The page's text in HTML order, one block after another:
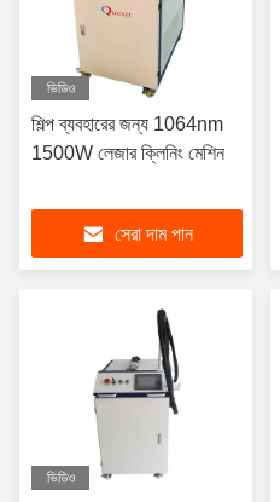
ভিডিও
শিল্প ব্যবহারের জন্য 1064nm
1500W লেজার ক্লিনিং মেশিন
সেরা দাম পান
ভিডিও